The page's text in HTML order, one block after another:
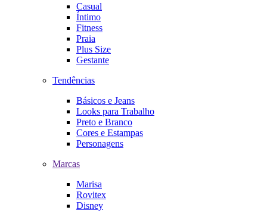
Casual
Íntimo
Fitness
Praia
Plus Size
Gestante
Tendências
Básicos e Jeans
Looks para Trabalho
Preto e Branco
Cores e Estampas
Personagens
Marcas
Marisa
Rovitex
Disney